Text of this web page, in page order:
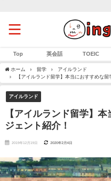
Top 英会話 TOEIC
ホーム 留学
アイルランド
【アイルランド留学】本当におすすめな留
アイルランド
【アイルランド留学】
ジェント紹介！
2019年12月19日 2020年2月4日